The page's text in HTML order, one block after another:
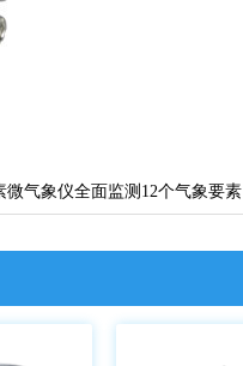
微气象仪全面监测12个气象要素